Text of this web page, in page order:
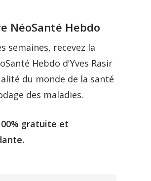
NéoSanté Hebdo
semaines, recevez la
Hebdo d'Yves Rasir
du monde de la santé
des maladies.
gratuite et